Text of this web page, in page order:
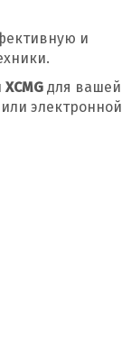
и
XCMG для вашей
или электронной